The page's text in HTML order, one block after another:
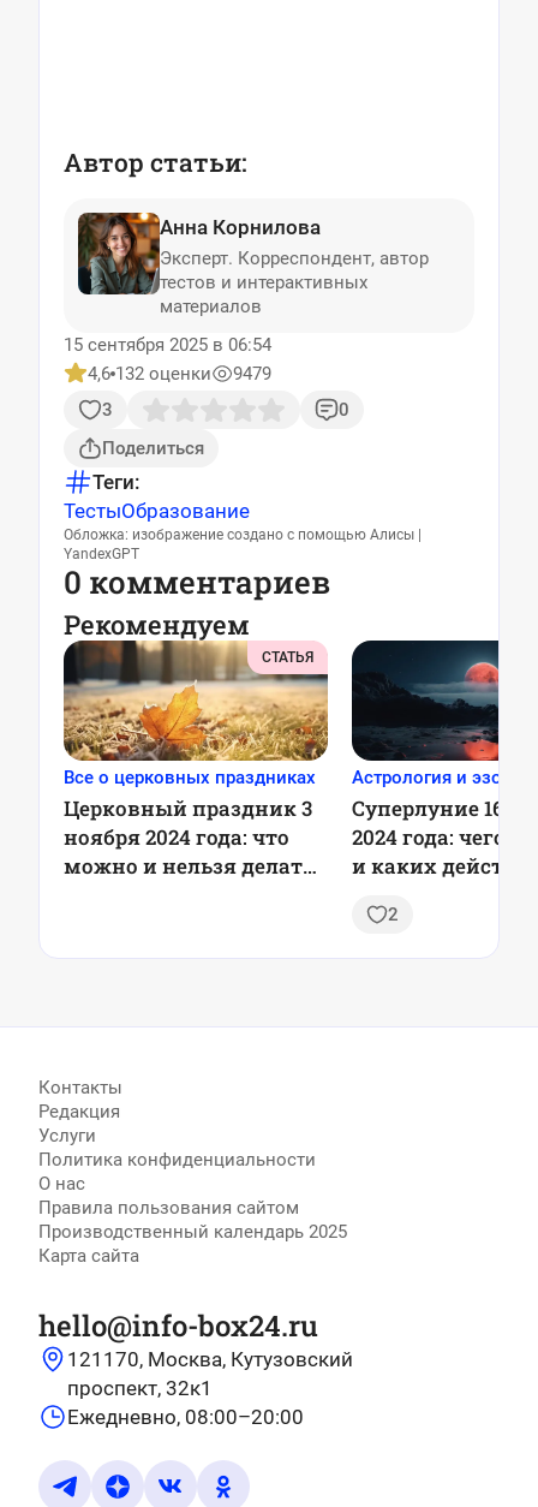
Автор статьи:
Анна Корнилова
Эксперт. Корреспондент, автор
тестов и интерактивных
материалов
15 сентября 2025 в 06:54
4,6 132 оценки
9479
3
0
Поделиться
Теги:
ТестыОбразование
Обложка: изображение создано с помощью Алисы |
YandexGPT
0 комментариев
Рекомендуем
СТАТЬЯ
Все о церковных праздниках
Церковный праздник 3
ноября 2024 года: что
можно и нельзя делать,
Астрология и
Суперлуние 16
2024 года: чего
и каких
2
Контакты
Редакция
Услуги
Политика конфиденциальности
О нас
Правила пользования сайтом
Производственный календарь 2025
Карта сайта
hello@info-box24.ru
121170, Москва, Кутузовский
проспект, 32к1
Ежедневно, 08:00–20:00